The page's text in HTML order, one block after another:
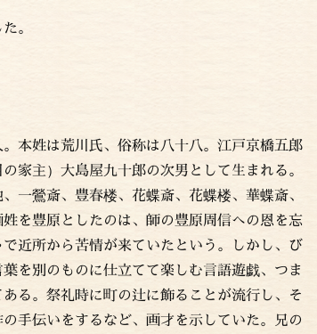
。
本姓は荒川氏、俗称は八十八。江戸京橋五郎
家主）大島屋九十郎の次男として生まれる。
一鶯斎、豊春楼、花蝶斎、花蝶楼、華蝶斎、
を豊原としたのは、師の豊原周信への恩を忘
近所から苦情が来ていたという。しかし、び
を別のものに仕立てて楽しむ言語遊戯、つま
る。祭礼時に町の辻に飾ることが流行し、そ
手伝いをするなど、画才を示していた。兄の